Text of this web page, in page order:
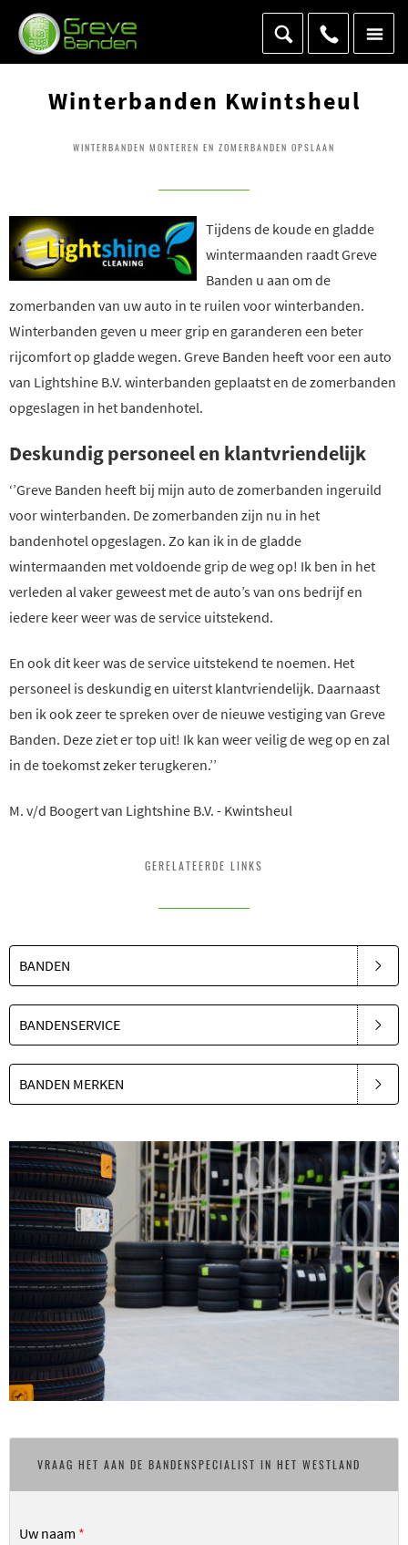
Winterbanden Kwintsheul
WINTERBANDEN MONTEREN EN ZOMERBANDEN OPSLAAN
Tijdens de koude en gladde
wintermaanden raadt Greve
Banden u aan om de
zomerbanden van uw auto in te ruilen voor winterbanden.
Winterbanden geven u meer grip en garanderen een beter
rijcomfort op gladde wegen. Greve Banden heeft voor een auto
van Lightshine B.V. winterbanden geplaatst en de zomerbanden
opgeslagen in het bandenhotel.
Deskundig personeel en klantvriendelijk
‘’Greve Banden heeft bij mijn auto de zomerbanden ingeruild
voor winterbanden. De zomerbanden zijn nu in het
bandenhotel opgeslagen. Zo kan ik in de gladde
wintermaanden met voldoende grip de weg op! Ik ben in het
verleden al vaker geweest met de auto’s van ons bedrijf en
iedere keer weer was de service uitstekend.
En ook dit keer was de service uitstekend te noemen. Het
personeel is deskundig en uiterst klantvriendelijk. Daarnaast
ben ik ook zeer te spreken over de nieuwe vestiging van Greve
Banden. Deze ziet er top uit! Ik kan weer veilig de weg op en zal
in de toekomst zeker terugkeren.’’
M. v/d Boogert van Lightshine B.V. - Kwintsheul
GERELATEERDE LINKS
BANDEN
BANDENSERVICE
BANDEN MERKEN
VRAAG HET AAN DE BANDENSPECIALIST IN HET WESTLAND
Uw naam *